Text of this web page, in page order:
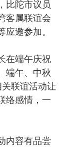
比陀市议员
客属联谊会
邀参加。
在端午庆祝
端午、中秋
联谊活动让
络感情，一
内容有品尝